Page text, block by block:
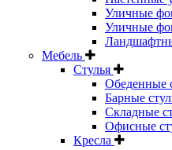
Уличные
Уличные
Мебель
Стулья
Обеденные
Барные
Складные
Офисные
Кресла